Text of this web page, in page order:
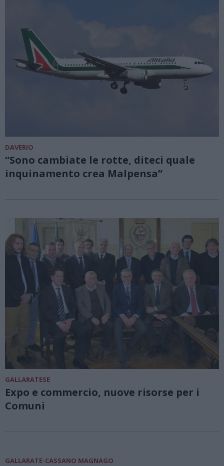
DAVERIO
“Sono cambiate le rotte, diteci quale
inquinamento crea Malpensa”
GALLARATESE
Expo e commercio, nuove risorse per i
Comuni
GALLARATE-CASSANO MAGNAGO